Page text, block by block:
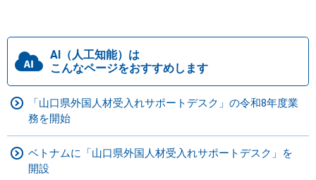
AI（人工知能）は
こんなページをおすすめします
「山口県外国人材受入れサポートデスク」の令和8年度業
務を開始
ベトナムに「山口県外国人材受入れサポートデスク」を
開設